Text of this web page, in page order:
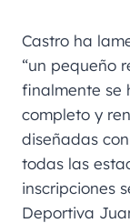
Castro ha
“un pequeño
finalmente se
completo y
diseñadas
todas las
inscripciones
Deportiva